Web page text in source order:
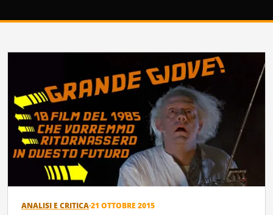
ANALISI E CRITICA·21 OTTOBRE 2015